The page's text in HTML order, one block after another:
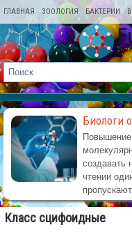
ГЛАВНАЯ ЗООЛОГИЯ БАКТЕРИИ
КАРТА САЙТА
Биологи
Повышение
создавать
чтении
Класс сцифоидные